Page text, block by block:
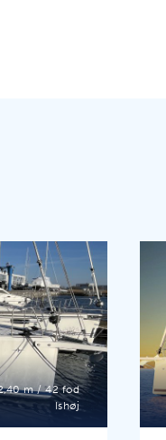
m / 42 fod
Ishøj